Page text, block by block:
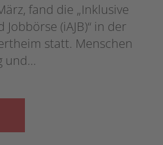
fand die „Inklusive
(iAJB)“ in der
statt. Menschen
und…